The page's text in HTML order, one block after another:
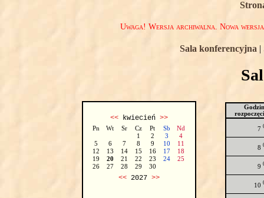
Uwaga! Wersja archiwalna. Nowa
Sala konferencyjna |
<<kwiecień >>
Pn Wt Sr Cz Pt Sb
Nd
1
2 3
4
5
6 7 8 9 10
11
12
13 14 15 16 17
18
19
20 21 22 23 24
25
26
27 28 29 30
<<2027 >>
7
8
9
10